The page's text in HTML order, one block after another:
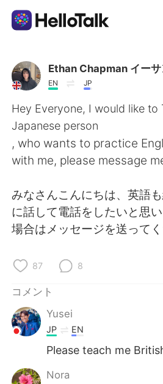
語学交換アプリ
AI Grammar Checker
日本語
繁體中文 Español
Русский
Indonesia
Türkçe
Ethan Chapman イーサ
EN JP
Hey Everyone, I would like to
Japanese person
, who wants to practice
with me, please message
みなさんこんにちは、英語
に話して電話をしたいと思
場合はメッセージを送ってく
87 8
コメント
Yusei
JP EN
Please teach me
Nora